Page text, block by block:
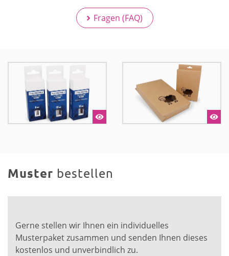
Fragen (FAQ)
Muster bestellen
Gerne stellen wir Ihnen ein individuelles
Musterpaket zusammen und senden Ihnen dieses
kostenlos und unverbindlich zu.